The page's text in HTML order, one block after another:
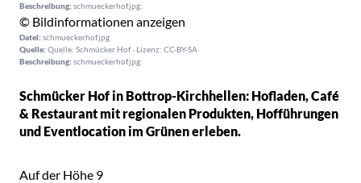
Beschreibung: schmueckerhof.jpg:
© Bildinformationen anzeigen
Datei: schmueckerhof.jpg
Quelle: Quelle: Schmücker Hof · Lizenz: CC-BY-SA
Beschreibung: schmueckerhof.jpg:
Schmücker Hof in Bottrop-Kirchhellen: Hofladen, Café
& Restaurant mit regionalen Produkten, Hofführungen
und Eventlocation im Grünen erleben.
Auf der Höhe 9